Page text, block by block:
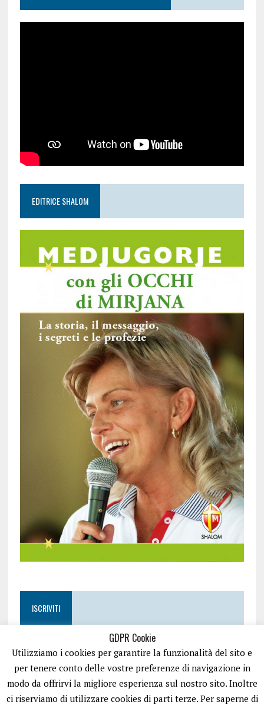
EDITRICE SHALOM
ISCRIVITI
GDPR Cookie
Utilizziamo i cookies per garantire la funzionalità del sito e
per tenere conto delle vostre preferenze di navigazione in
modo da offrirvi la migliore esperienza sul nostro sito. Inoltre
ci riserviamo di utilizzare cookies di parti terze. Per saperne di